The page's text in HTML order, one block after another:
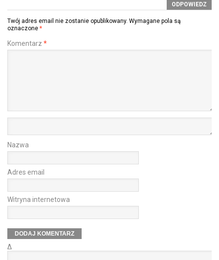
ODPOWIEDZ
Twój adres email nie zostanie opublikowany. Wymagane pola są
oznaczone *
Komentarz *
Nazwa
Adres email
Witryna internetowa
Δ